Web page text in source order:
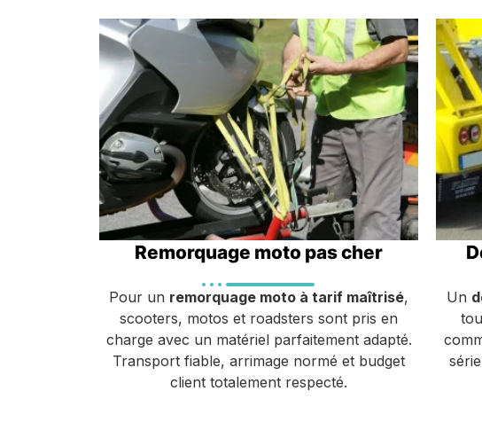
Remorquage moto pas cher
Pour un remorquage moto à tarif maîtrisé,
scooters, motos et roadsters sont pris en
charge avec un matériel parfaitement adapté.
Transport fiable, arrimage normé et budget
client totalement respecté.
Un